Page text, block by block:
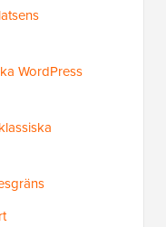
WordPress